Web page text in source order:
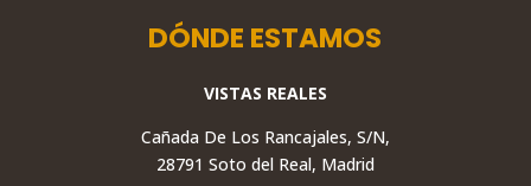
DÓNDE ESTAMOS
VISTAS REALES
Cañada De Los Rancajales, S/N,
28791 Soto del Real, Madrid